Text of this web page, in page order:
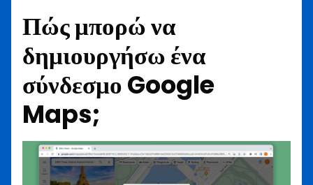
Πώς μπορώ να
δημιουργήσω ένα
σύνδεσμο Google
Maps;